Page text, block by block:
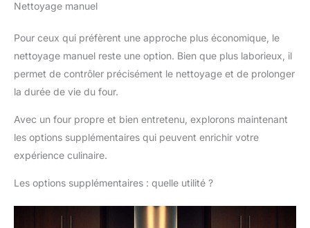
Nettoyage manuel
Pour ceux qui préfèrent une approche plus économique, le
nettoyage manuel reste une option. Bien que plus laborieux, il
permet de contrôler précisément le nettoyage et de prolonger
la durée de vie du four.
Avec un four propre et bien entretenu, explorons maintenant
les options supplémentaires qui peuvent enrichir votre
expérience culinaire.
Les options supplémentaires : quelle utilité ?